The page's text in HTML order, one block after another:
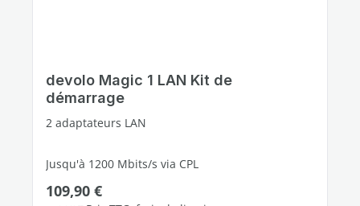
devolo Magic 1 LAN Kit de
démarrage
2 adaptateurs LAN
Jusqu'à 1200 Mbits/s via CPL
Prix régulier :
109,90 €